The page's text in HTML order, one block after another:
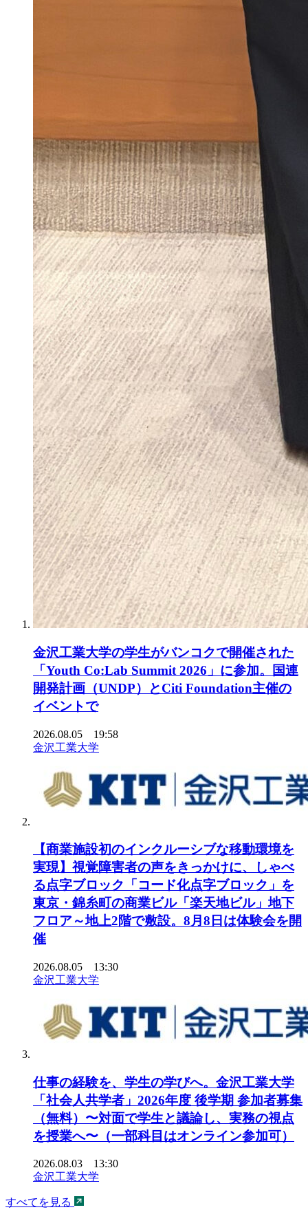
金沢工業大学の学生がバンコクで開催された
「Youth Co:Lab Summit 2026」に参加。国連
開発計画（UNDP）とCiti Foundation主催の
イベントで
2026.08.05 19:58
金沢工業大学
【商業施設初のインクルーシブな移動環境を
実現】視覚障害者の声をきっかけに、しゃべ
る点字ブロック「コード化点字ブロック」を
東京・錦糸町の商業ビル「楽天地ビル」地下
フロア～地上2階で敷設。8月8日は体験会を開
催
2026.08.05 13:30
金沢工業大学
仕事の経験を、学生の学びへ。金沢工業大学
「社会人共学者」2026年度 後学期 参加者募集
（無料）〜対面で学生と議論し、実務の視点
を授業へ〜（一部科目はオンライン参加可）
2026.08.03 13:30
金沢工業大学
すべてを見る